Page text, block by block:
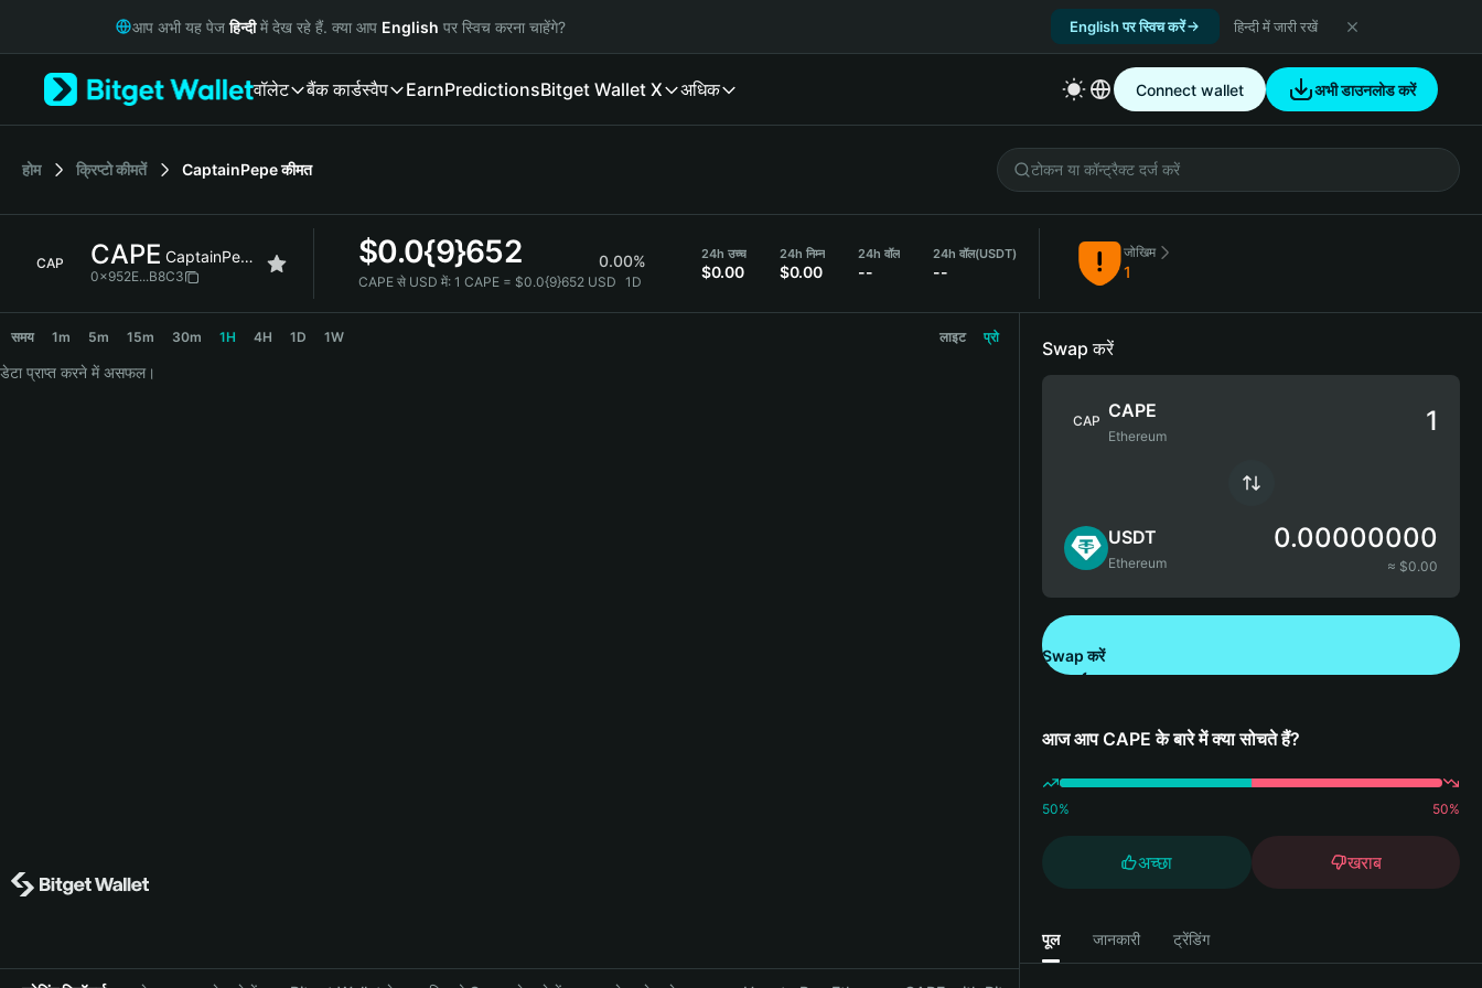
Русский
Italiano
Bahasa Indonesia
हिन्दी
आप अभी यह पेजहिन्दीमें देख रहे हैं. क्या आप English पर स्विच करना चाहेंगे? English पर स्विच करें हिन्दी में जारी रखें
वॉलेट बैंक कार्डस्वैप EarnPredictionsBitget Wallet X अधिक Connect wallet अभी डाउनलोड करें
होम क्रिप्टो कीमतें CaptainPepeकीमत
CAP CAPE CaptainPepe
0x952E...B8C3
$0.0{9}652 0.00%
CAPE से USD में: 1 CAPE = $0.0{9}652 USD 1D
24h उच्च
$0.00
24h निम्न
$0.00
24h वॉल
--
24h वॉल(USDT)
--
जोखिम
1
समय 1m 5m 15m 30m 1H 4H 1D 1W लाइट प्रो
डेटा प्राप्त करने में असफल।
Swap करें
CAP CAPE
Ethereum
USDT
Ethereum
0.00000000
≈ $0.00
Swap करें
आज आप CAPE के बारे में क्या सोचते हैं?
50% 50%
अच्छा खराब
पूल जानकारी ट्रेंडिंग